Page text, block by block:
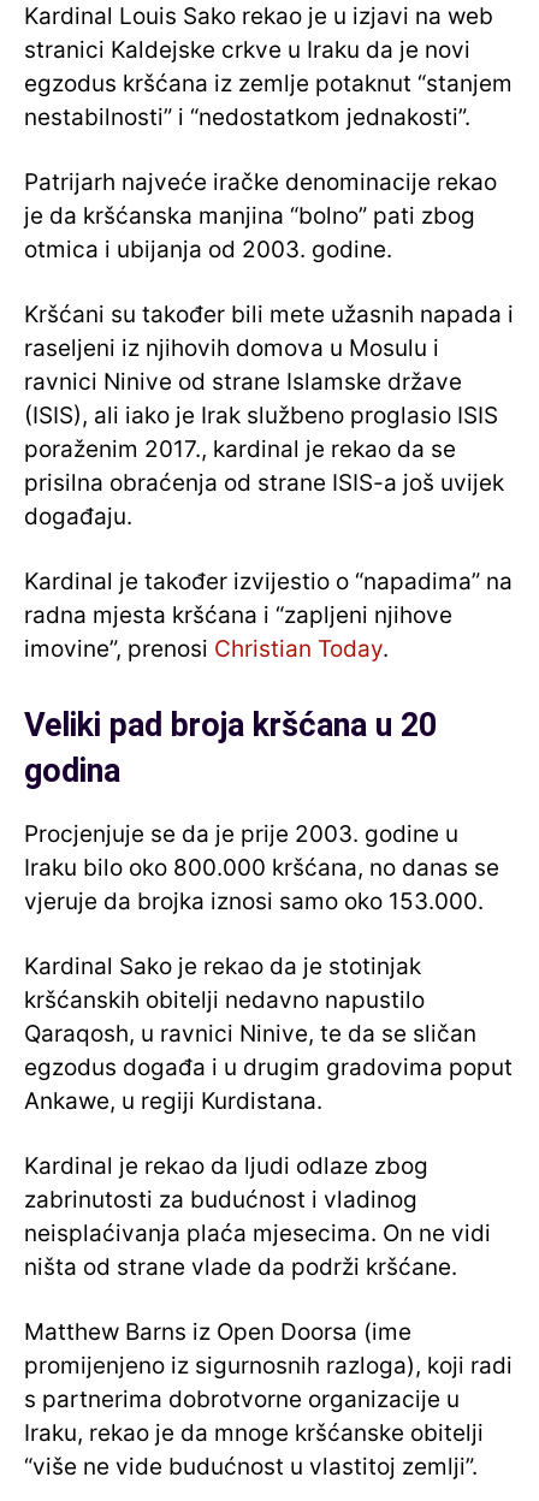
Kardinal Louis Sako rekao je u izjavi na web
stranici Kaldejske crkve u Iraku da je novi
egzodus kršćana iz zemlje potaknut “stanjem
nestabilnosti” i “nedostatkom jednakosti”.
Patrijarh najveće iračke denominacije rekao
je da kršćanska manjina “bolno” pati zbog
otmica i ubijanja od 2003. godine.
Kršćani su također bili mete užasnih napada i
raseljeni iz njihovih domova u Mosulu i
ravnici Ninive od strane Islamske države
(ISIS), ali iako je Irak službeno proglasio ISIS
poraženim 2017., kardinal je rekao da se
prisilna obraćenja od strane ISIS-a još uvijek
događaju.
Kardinal je također izvijestio o “napadima” na
radna mjesta kršćana i “zapljeni njihove
imovine”, prenosi Christian Today.
Veliki pad broja kršćana u 20
godina
Procjenjuje se da je prije 2003. godine u
Iraku bilo oko 800.000 kršćana, no danas se
vjeruje da brojka iznosi samo oko 153.000.
Kardinal Sako je rekao da je stotinjak
kršćanskih obitelji nedavno napustilo
Qaraqosh, u ravnici Ninive, te da se sličan
egzodus događa i u drugim gradovima poput
Ankawe, u regiji Kurdistana.
Kardinal je rekao da ljudi odlaze zbog
zabrinutosti za budućnost i vladinog
neisplaćivanja plaća mjesecima. On ne vidi
ništa od strane vlade da podrži kršćane.
Matthew Barns iz Open Doorsa (ime
promijenjeno iz sigurnosnih razloga), koji radi
s partnerima dobrotvorne organizacije u
Iraku, rekao je da mnoge kršćanske obitelji
“više ne vide budućnost u vlastitoj zemlji”.